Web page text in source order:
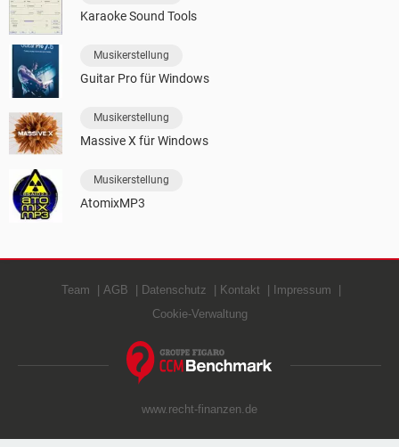
Karaoke Sound Tools
Musikerstellung
Guitar Pro für Windows
Musikerstellung
Massive X für Windows
Musikerstellung
AtomixMP3
Team AGB Datenschutz Kontakt
Impressum
Cookie-Verwaltung
www.recht-finanzen.de